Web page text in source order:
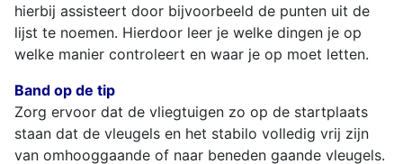
hierbij assisteert door bijvoorbeeld de punten uit de
lijst te noemen. Hierdoor leer je welke dingen je op
welke manier controleert en waar je op moet letten.
Band op de tip
Zorg ervoor dat de vliegtuigen zo op de startplaats
staan dat de vleugels en het stabilo volledig vrij zijn
van omhooggaande of naar beneden gaande vleugels.